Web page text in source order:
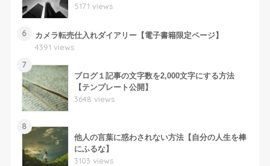
5171 views
6 カメラ転売仕入れダイアリー【電子書籍限定ページ】
4391 views
7
ブログ１記事の文字数を2,000文字にする方法
【テンプレート公開】
3648 views
8
他人の言葉に惑わされない方法【自分の人生を棒
にふるな】
3103 views